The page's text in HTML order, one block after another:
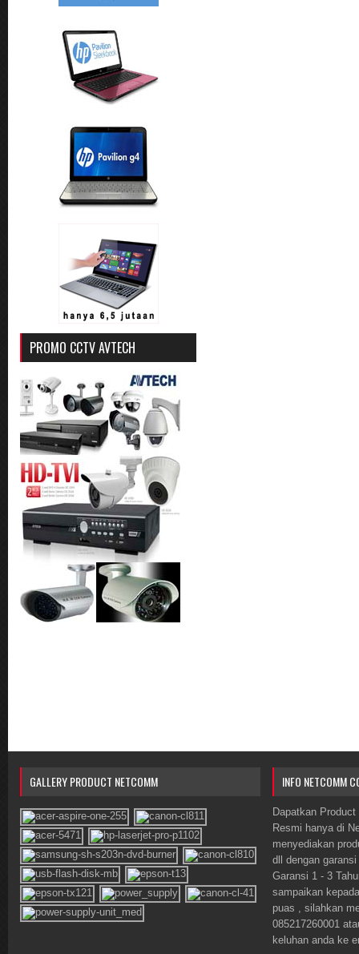
PROMO CCTV AVTECH
GALLERY PRODUCT NETCOMM INFO NETCOMM
Dapatkan
Resmi hanya di
menyediakan
dll dengan
Garansi 1 - 3
sampaikan
puas , silahkan
085217260001
keluhan anda ke